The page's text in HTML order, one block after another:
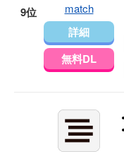
9位 match
詳細
無料DL